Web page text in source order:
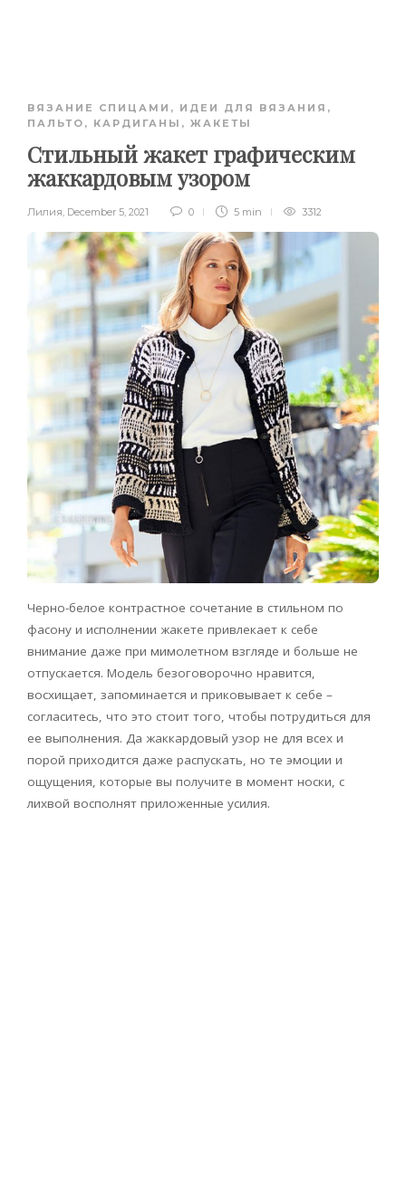
ВЯЗАНИЕ СПИЦАМИ , ИДЕИ ДЛЯ ВЯЗАНИЯ ,
ПАЛЬТО, КАРДИГАНЫ, ЖАКЕТЫ
Стильный жакет графическим
жаккардовым узором
Лилия December 5, 2021 0 5 min 3312
Черно-белое контрастное сочетание в стильном по
фасону и исполнении жакете привлекает к себе
внимание даже при мимолетном взгляде и больше не
отпускается. Модель безоговорочно нравится,
восхищает, запоминается и приковывает к себе –
согласитесь, что это стоит того, чтобы потрудиться для
ее выполнения. Да жаккардовый узор не для всех и
порой приходится даже распускать, но те эмоции и
ощущения, которые вы получите в момент носки, с
лихвой восполнят приложенные усилия.